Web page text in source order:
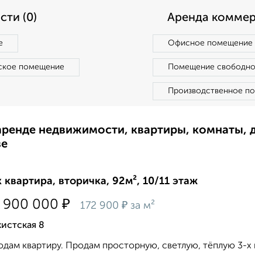
(0)
помещение
Аренда
Офисное помещение
Помещение
Производственное
недвижимости, квартиры,
квартира, вторичка, 92м², 10/11 этаж
900 000 ₽ 172 900 ₽ за м²
8
квартиру. Продам просторную, светлую, тёплую 3-